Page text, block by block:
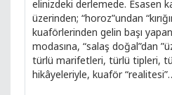
elinizdeki derlemede. Esasen
üzerinden; “horoz”undan
kuaförlerinden gelin başı
modasına, “salaş doğal”dan
türlü marifetleri, türlü tipleri,
hikâyeleriyle, kuaför